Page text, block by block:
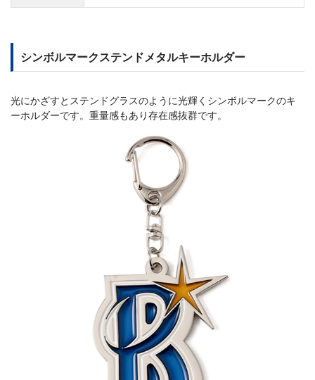
シンボルマークステンドメタルキーホルダー
光にかざすとステンドグラスのように光輝くシンボルマークのキ
ーホルダーです。重量感もあり存在感抜群です。